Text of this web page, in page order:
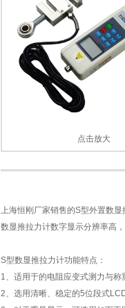
点击放大
上海恒刚厂家销售的S型外置数
数显推拉力计数字显示分辨率高
S型数显推拉力计功能特点：
1、适用于的电阻应变式测力与称
2、选用清晰、稳定的5位段式